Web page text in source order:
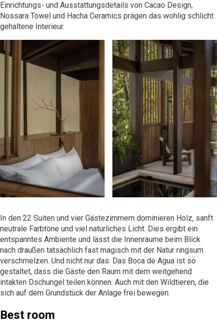
Einrichtungs- und Ausstattungsdetails von Cacao Design,
Nossara Towel und Hacha Ceramics prägen das wohlig schlicht
gehaltene Interieur.
In den 22 Suiten und vier Gästezimmern dominieren Holz, sanft
neutrale Farbtöne und viel natürliches Licht. Dies ergibt ein
entspanntes Ambiente und lässt die Innenräume beim Blick
nach draußen tatsächlich fast magisch mit der Natur ringsum
verschmelzen. Und nicht nur das: Das Boca de Agua ist so
gestaltet, dass die Gäste den Raum mit dem weitgehend
intakten Dschungel teilen können. Auch mit den Wildtieren, die
sich auf dem Grundstück der Anlage frei bewegen.
Best room